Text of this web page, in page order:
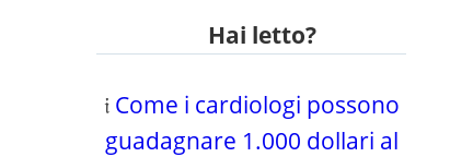
Hai letto?
𝔦 Come i cardiologi possono
guadagnare 1.000 dollari al